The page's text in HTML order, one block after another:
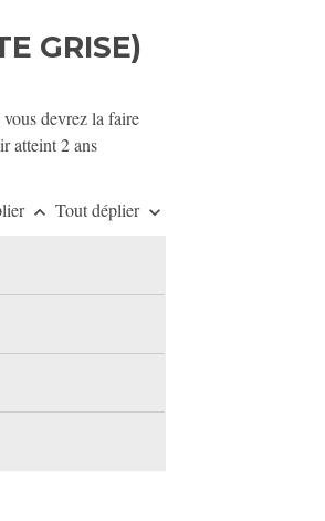
GRISE)
devrez la faire
atteint 2 ans
keyboard_arrow_up Tout déplier keyboard_arrow_down